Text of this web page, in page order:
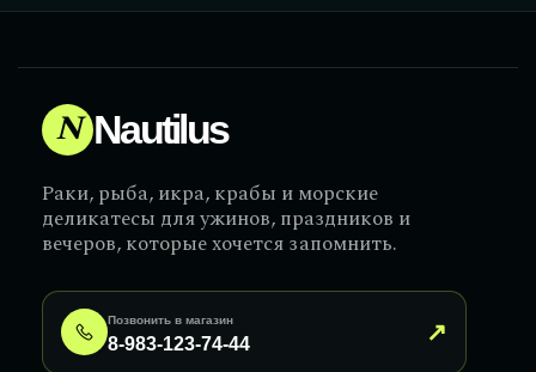
N Nautilus
Раки, рыба, икра, крабы и морские
деликатесы для ужинов, праздников и
вечеров, которые хочется запомнить.
Позвонить в магазин
8-983-123-74-44 ↗